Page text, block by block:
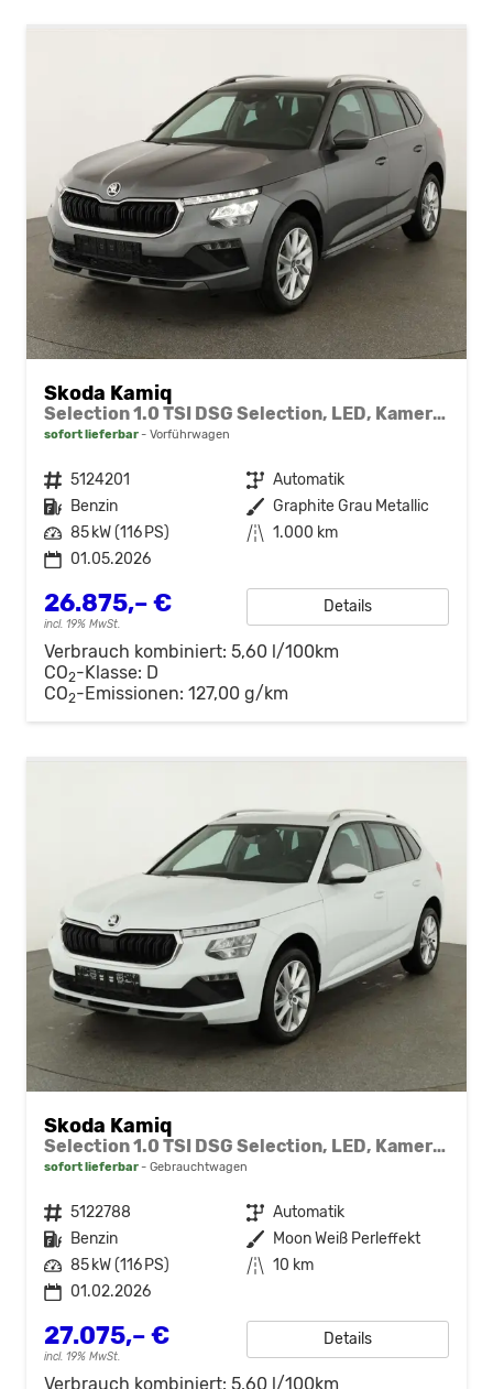
Skoda Kamiq
Selection 1.0 TSI DSG Selection, LED, Kamera, ACC, Side, Winter
sofort lieferbar Vorführwagen
Fahrzeugnr. 5124201 Getriebe Automatik
Kraftstoff Benzin Außenfarbe Graphite Grau Metallic
Leistung 85 kW (116 PS) Kilometerstand 1.000 km
01.05.2026
26.875,– €
incl. 19% MwSt.
Details
Verbrauch kombiniert: 5,60 l/100km
CO2-Klasse: D
CO2-Emissionen: 127,00 g/km
Skoda Kamiq
Selection 1.0 TSI DSG Selection, LED, Kamera, ACC, Side, Winter
sofort lieferbar Gebrauchtwagen
Fahrzeugnr. 5122788 Getriebe Automatik
Kraftstoff Benzin Außenfarbe Moon Weiß Perleffekt
Leistung 85 kW (116 PS) Kilometerstand 10 km
01.02.2026
27.075,– €
incl. 19% MwSt.
Details
Verbrauch kombiniert: 5,60 l/100km